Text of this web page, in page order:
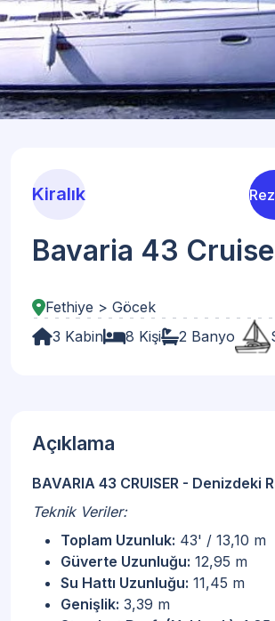
Kiralık
Bavaria 43
Fethiye > Göcek
3 Kabin
8 Kişi 2 Banyo
Açıklama
BAVARIA 43 CRUISER - Denizdeki
Teknik Veriler:
Toplam Uzunluk: 43' / 13,10 m
Güverte Uzunluğu: 12,95 m
Su Hattı Uzunluğu: 11,45 m
Genişlik: 3,39 m